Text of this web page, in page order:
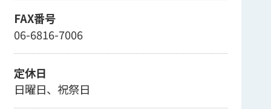
FAX番号
06-6816-7006
定休日
日曜日、祝祭日